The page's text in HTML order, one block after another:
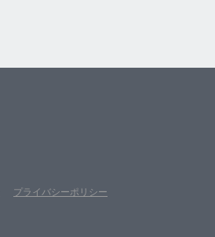
プライバシーポリシー